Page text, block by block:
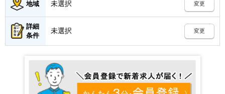
地域 未選択 変更
詳細
条件
未選択 変更